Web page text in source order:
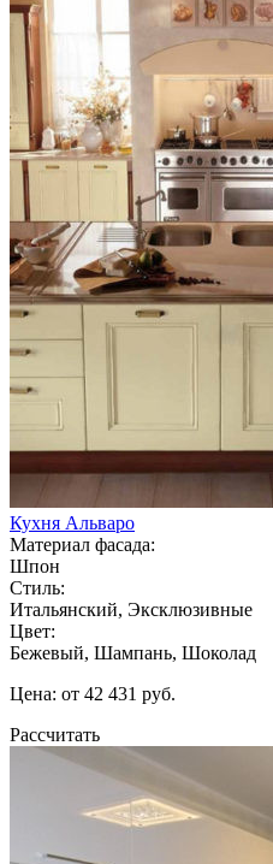
Кухня Альваро
Материал фасада:
Шпон
Стиль:
Итальянский, Эксклюзивные
Цвет:
Бежевый, Шампань, Шоколад
Цена: от 42 431 руб.
Рассчитать